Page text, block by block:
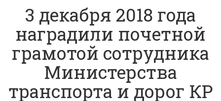
3 декабря 2018 года
наградили почетной
грамотой сотрудника
Министерства
транспорта и дорог КР